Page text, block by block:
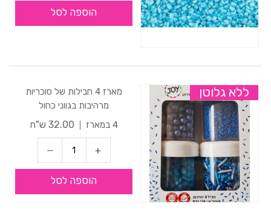
הוספה לסל
ללא גלוטן
מארז 4 חבילות של סוכריות
מרהיבות בגווני כחול
4 במארז
32.00 ש"ח
הוספה לסל